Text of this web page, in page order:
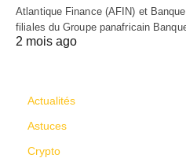
Atlantique Finance (AFIN) et
filiales du Groupe panafricain
2 mois ago
Actualités
Astuces
Crypto